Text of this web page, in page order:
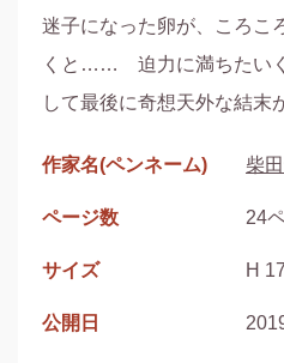
迷子になった卵が、ころこ
くと……　迫力に満ちたい
して最後に奇想天外な結末
作家名(ペンネーム) 柴
ページ数 24
サイズ H
公開日